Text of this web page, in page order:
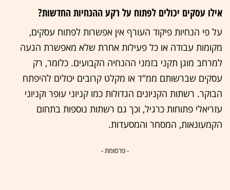
אילו עסקים יכולים לפתוח על רקע ההנחיות החדשות?
על פי הנחיות פיקוד העורף אין אפשרות לפתוח עסקים,
מקומות עבודה או כל פעילות אחרת שלא מאפשרת הגעה
למרחב מוגן תקני בזמני ההנחיה הקבועים. כלומר, רק
עסקים שברשותם ממ"ד או מקלט קרובים יכולים להיפתח
הבוקר. רשתות הקניונים הגדולות כמו קניוני עופר וקניוני
עזריאלי פתוחות כרגיל, וכך גם רשתות נוספות בתחום
הקמעונאות, המסחר והמסעדות.
- פרסומת -